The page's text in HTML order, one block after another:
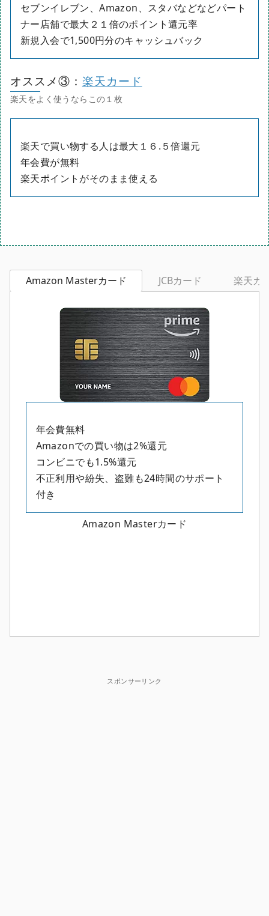
セブンイレブン、Amazon、スタバなどなどパート
ナー店舗で最大２１倍のポイント還元率
新規入会で1,500円分のキャッシュバック
オススメ③： 楽天カード
楽天で買い物する人は最大１６.５倍還元
年会費が無料
楽天ポイントがそのまま使える
Amazon Masterカード JCBカード 楽天カ
年会費無料
Amazonでの買い物は2%還元
コンビニでも1.5%還元
不正利用や紛失、盗難も24時間のサポート
付き
Amazon Masterカード
スポンサーリンク